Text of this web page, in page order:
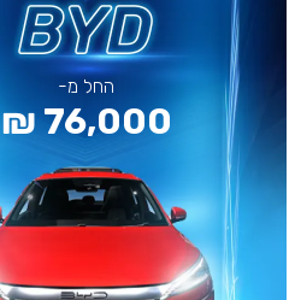
החל מ-
76,000 ₪